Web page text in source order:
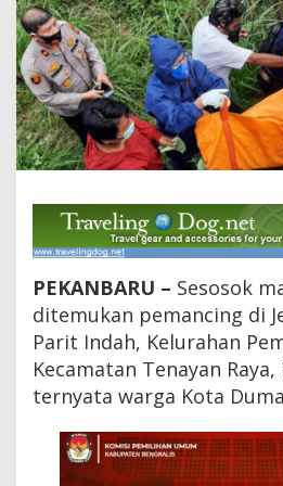
a
y
a
t
P
r
i
a
y
n
g
D
i
t
m
k
n
e
m
a
PEKANBARU – Sesosok
ditemukan pemancing di
Parit Indah, Kelurahan
Kecamatan Tenayan
ternyata warga Kota